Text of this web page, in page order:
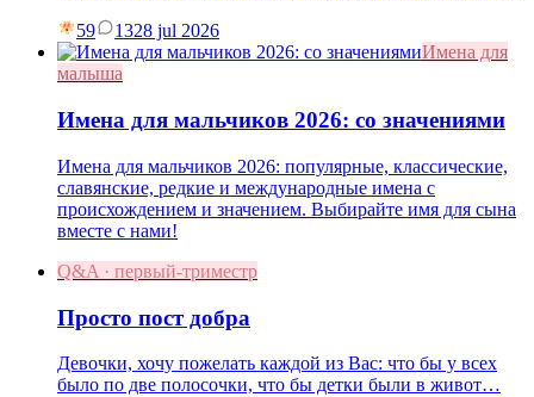
59 1328 jul 2026
Имена для
малыша
Имена для мальчиков 2026: со значениями
Имена для мальчиков 2026: популярные, классические,
славянские, редкие и международные имена с
происхождением и значением. Выбирайте имя для сына
вместе с нами!
Q&A · первый-триместр
Просто пост добра
Девочки, хочу пожелать каждой из Вас: что бы у всех
было по две полосочки, что бы детки были в живот…